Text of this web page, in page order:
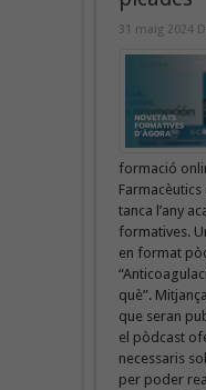
31 maig 2024
formació
tanca l’any
formatives.
en format
què”.
que seran
el pòdcast
necessaris
per poder